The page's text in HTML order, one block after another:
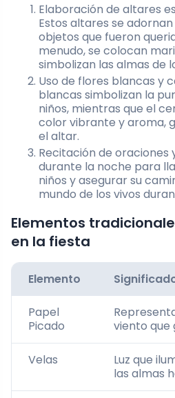
Elaboración de altares
Estos altares se
objetos que fueron
menudo, se colocan
simbolizan las almas de
Uso de flores blancas y
blancas simbolizan la
niños, mientras que el
color vibrante y aroma,
el altar.
Recitación de oraciones
durante la noche para
niños y asegurar su
mundo de los vivos
Elementos
en la fiesta
Elemento
Papel
Picado
viento que
Velas
Luz que
las almas